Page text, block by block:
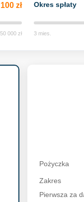
100 zł
000 zł
Okres spłaty
3 mies.
Pożyczka
Zakres
Pierwsza za